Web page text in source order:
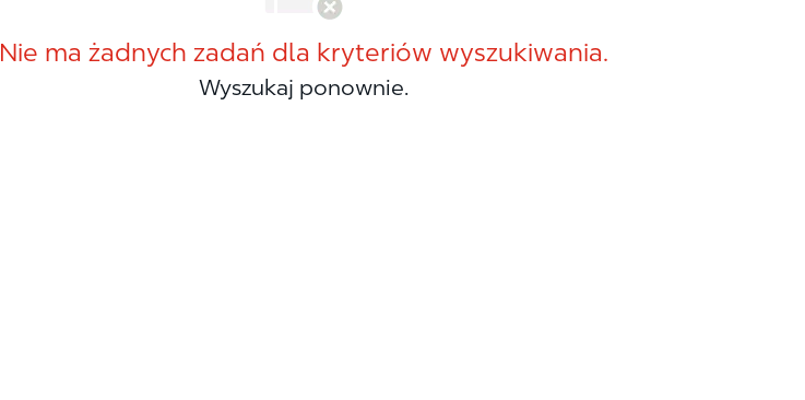
Nie ma żadnych zadań dla kryteriów wyszukiwania.
Wyszukaj ponownie.